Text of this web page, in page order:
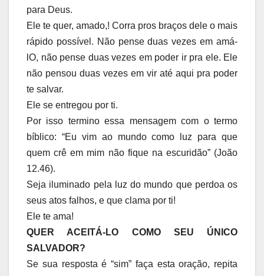
para Deus.
Ele te quer, amado,! Corra pros braços dele o mais
rápido possível. Não pense duas vezes em amá-
lO, não pense duas vezes em poder ir pra ele. Ele
não pensou duas vezes em vir até aqui pra poder
te salvar.
Ele se entregou por ti.
Por isso termino essa mensagem com o termo
bíblico: “Eu vim ao mundo como luz para que
quem crê em mim não fique na escuridão” (João
12.46).
Seja iluminado pela luz do mundo que perdoa os
seus atos falhos, e que clama por ti!
Ele te ama!
QUER ACEITÁ-LO COMO SEU ÚNICO
SALVADOR?
Se sua resposta é “sim” faça esta oração, repita